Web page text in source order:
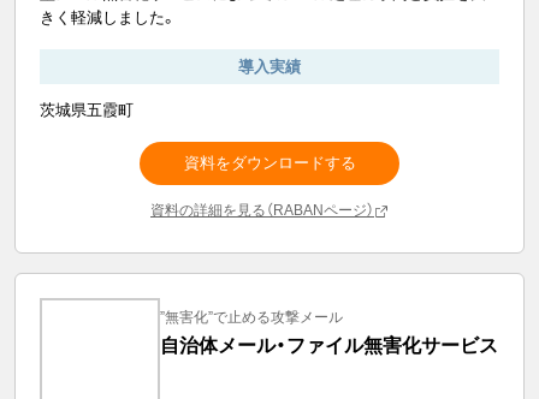
きく軽減しました。
導入実績
茨城県五霞町
資料をダウンロードする
資料の詳細を見る（RABANページ）
”無害化”で止める攻撃メール
自治体メール・ファイル無害化サービス